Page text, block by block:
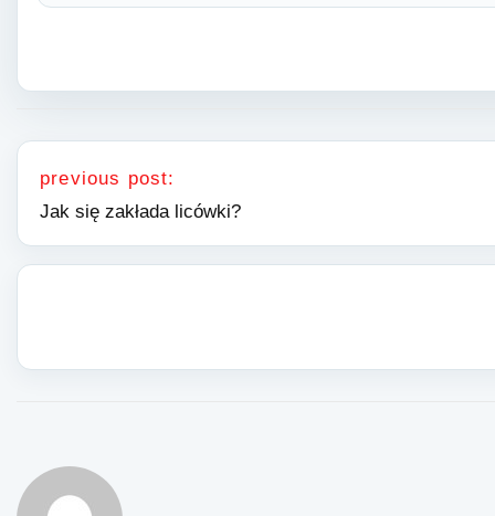
Nawigacja wpisu
previous post:
Jak się zakłada licówki?